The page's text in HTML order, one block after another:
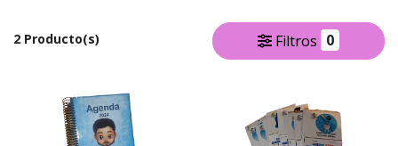
2 Producto(s) Filtros 0